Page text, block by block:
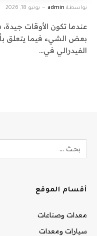
بواسطة admin يونيو 18, 2026
عندما تكون الأوقات
بعض الشيء فيما يتعلق
الفيدرالي في…
أقسام الموقع
معدات وصناعات
سيارات ومعدات